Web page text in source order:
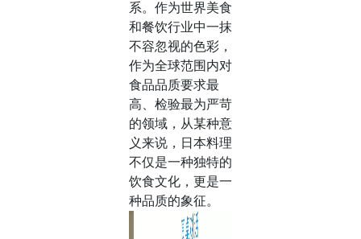
系。作为世界美食
和餐饮行业中一抹
不容忽视的色彩，
作为全球范围内对
食品品质要求最
高、检验最为严苛
的领域，从某种意
义来说，日本料理
不仅是一种独特的
饮食文化，更是一
种品质的象征。